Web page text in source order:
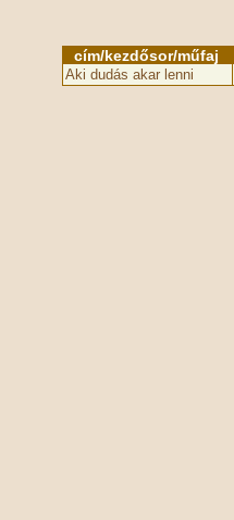
cím/kezdősor/műfaj
Aki dudás akar lenni